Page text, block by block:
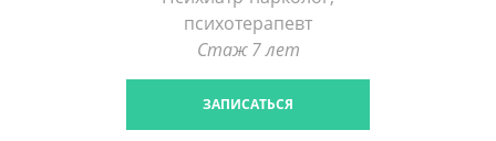
психотерапевт
Стаж 7 лет
ЗАПИСАТЬСЯ